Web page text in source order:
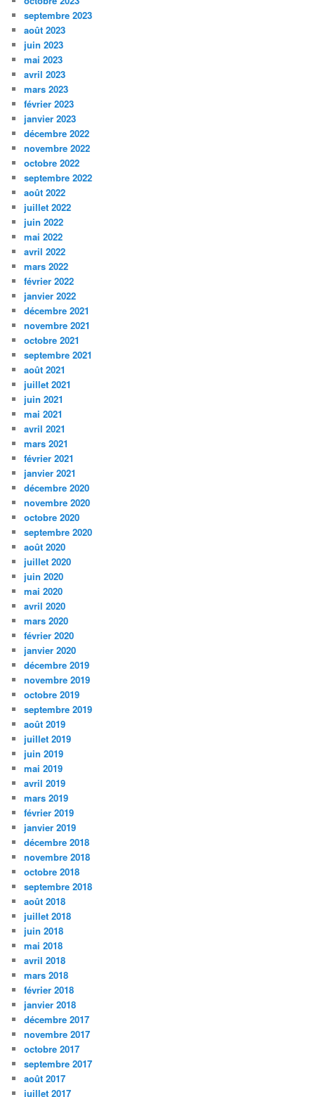
septembre 2023
août 2023
juin 2023
mai 2023
avril 2023
mars 2023
février 2023
janvier 2023
décembre 2022
novembre 2022
octobre 2022
septembre 2022
août 2022
juillet 2022
juin 2022
mai 2022
avril 2022
mars 2022
février 2022
janvier 2022
décembre 2021
novembre 2021
octobre 2021
septembre 2021
août 2021
juillet 2021
juin 2021
mai 2021
avril 2021
mars 2021
février 2021
janvier 2021
décembre 2020
novembre 2020
octobre 2020
septembre 2020
août 2020
juillet 2020
juin 2020
mai 2020
avril 2020
mars 2020
février 2020
janvier 2020
décembre 2019
novembre 2019
octobre 2019
septembre 2019
août 2019
juillet 2019
juin 2019
mai 2019
avril 2019
mars 2019
février 2019
janvier 2019
décembre 2018
novembre 2018
octobre 2018
septembre 2018
août 2018
juillet 2018
juin 2018
mai 2018
avril 2018
mars 2018
février 2018
janvier 2018
décembre 2017
novembre 2017
octobre 2017
septembre 2017
août 2017
juillet 2017